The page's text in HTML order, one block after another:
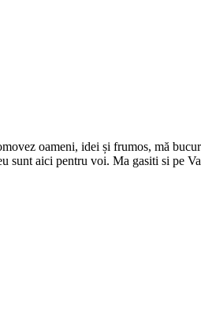
oameni, idei și frumos, mă
sunt aici pentru voi. Ma gasiti si pe